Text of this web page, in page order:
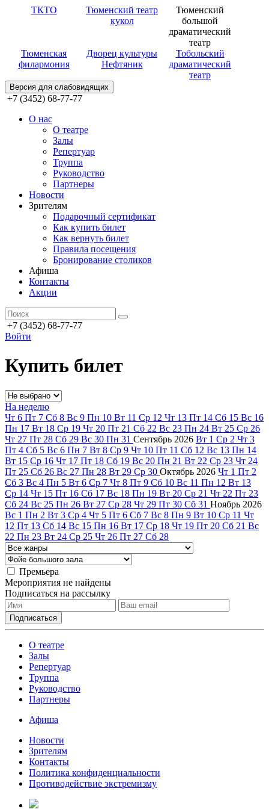
ТКТО
Тюменский театр
кукол
Тюменский
большой
драматический
театр
Тюменская
филармония
Дворец культуры
Нефтяник
Тобольский
драматический
театр
Версия для слабовидящих
+7 (3452) 68-77-77
О нас
О театре
Залы
Репертуар
Труппа
Руководство
Партнеры
Новости
Зрителям
Подарочный сертификат
Как купить билет
Как вернуть билет
Правила посещения
Бронирование столиков
Афиша
Контакты
Акции
+7 (3452) 68-77-77
Войти
Купить билет
На неделю
Чт 6 Пт 7 Сб 8 Вс 9 Пн 10 Вт 11 Ср 12 Чт 13 Пт 14 Сб 15 Вс 16
Пн 17 Вт 18 Ср 19 Чт 20 Пт 21 Сб 22 Вс 23 Пн 24 Вт 25 Ср 26
Чт 27 Пт 28 Сб 29 Вс 30 Пн 31 Сентябрь 2026 Вт 1 Ср 2 Чт 3
Пт 4 Сб 5 Вс 6 Пн 7 Вт 8 Ср 9 Чт 10 Пт 11 Сб 12 Вс 13 Пн 14
Вт 15 Ср 16 Чт 17 Пт 18 Сб 19 Вс 20 Пн 21 Вт 22 Ср 23 Чт 24
Пт 25 Сб 26 Вс 27 Пн 28 Вт 29 Ср 30 Октябрь 2026 Чт 1 Пт 2
Сб 3 Вс 4 Пн 5 Вт 6 Ср 7 Чт 8 Пт 9 Сб 10 Вс 11 Пн 12 Вт 13
Ср 14 Чт 15 Пт 16 Сб 17 Вс 18 Пн 19 Вт 20 Ср 21 Чт 22 Пт 23
Сб 24 Вс 25 Пн 26 Вт 27 Ср 28 Чт 29 Пт 30 Сб 31 Ноябрь 2026
Вс 1 Пн 2 Вт 3 Ср 4 Чт 5 Пт 6 Сб 7 Вс 8 Пн 9 Вт 10 Ср 11 Чт
12 Пт 13 Сб 14 Вс 15 Пн 16 Вт 17 Ср 18 Чт 19 Пт 20 Сб 21 Вс
22 Пн 23 Вт 24 Ср 25 Чт 26 Пт 27 Сб 28
Премьера
Мероприятия не найдены
Подписаться на рассылку
О театре
Залы
Репертуар
Труппа
Руководство
Партнеры
Афиша
Новости
Зрителям
Контакты
Политика конфиденциальности
Противодействие экстремизму